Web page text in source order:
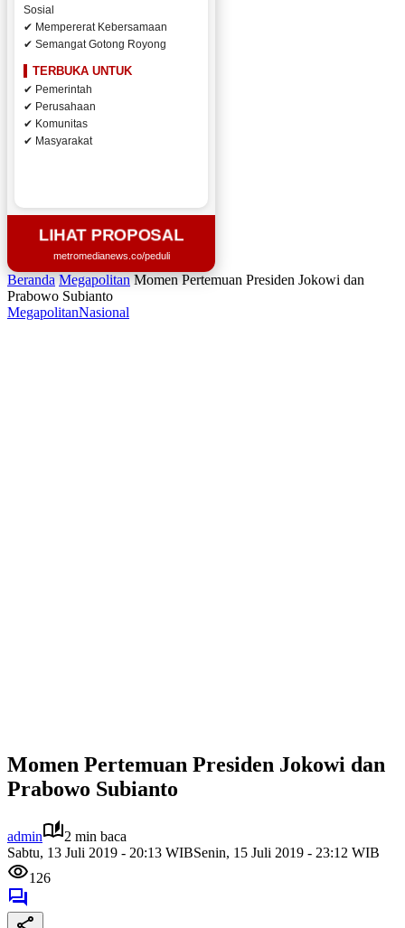
Sosial
✔ Mempererat Kebersamaan
✔ Semangat Gotong Royong
TERBUKA UNTUK
✔ Pemerintah
✔ Perusahaan
✔ Komunitas
✔ Masyarakat
LIHAT PROPOSAL
metromedianews.co/peduli
Beranda Megapolitan Momen Pertemuan Presiden Jokowi dan
Prabowo Subianto
MegapolitanNasional
Momen Pertemuan Presiden Jokowi dan
Prabowo Subianto
admin
2 min baca
Sabtu, 13 Juli 2019 - 20:13 WIBSenin, 15 Juli 2019 - 23:12 WIB
126